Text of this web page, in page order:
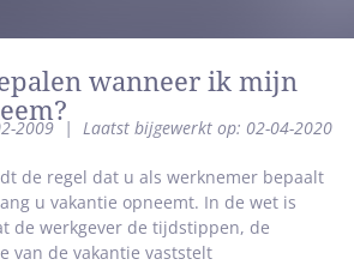
wanneer ik mijn
2009| Laatst bijgewerkt op: 02-04-2020
de regel dat u als werknemer bepaalt
u vakantie opneemt. In de wet is
de werkgever de tijdstippen, de
van de vakantie vaststelt